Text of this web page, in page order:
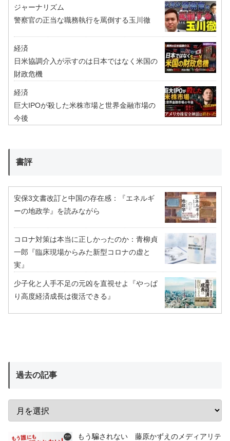
ジャーナリズム
警察官の正当な職務執行を罵倒する玉川徹
経済
日米協調介入が示すのは日本ではなく米国の
財政危機
経済
巨大IPOが殺した米株市場と世界金融市場の
今後
書評
安保3文書改訂と中国の存在感：『エネルギ
ーの地政学』を読みながら
コロナ対策は本当に正しかったのか：青柳貞
一郎『臨床現場からみた新型コロナの虚と
実』
少子化と人手不足の元凶を直視せよ『やっぱ
り高度経済成長は復活できる』
過去の記事
もう騙されない 藤原かずえのメディアリテ